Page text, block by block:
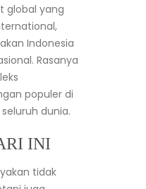
global yang
Indonesia
Rasanya
populer di
dunia.
INI
tidak